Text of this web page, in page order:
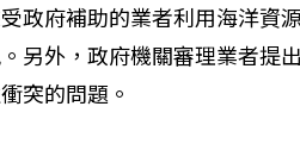
政府補助的業者利用海洋資
另外，政府機關審理業者提
突的問題。